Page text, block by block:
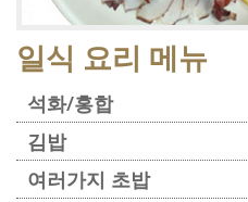
일식 요리 메뉴
석화/홍합
김밥
여러가지 초밥